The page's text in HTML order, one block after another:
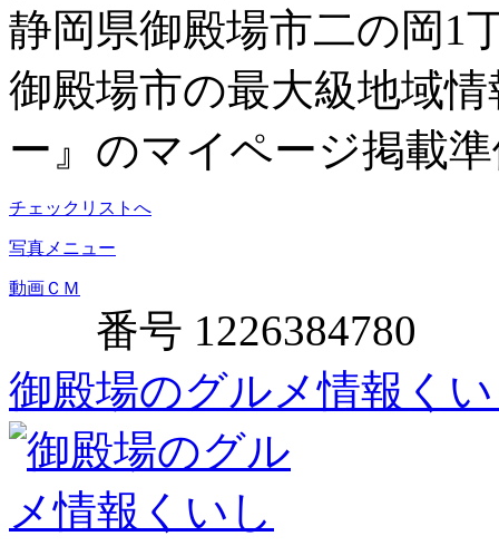
静岡県御殿場市二の岡1
御殿場市の最大級地域
ー』のマイページ掲載
チェックリストへ
写真メニュー
動画ＣＭ
番号 1226384780
御殿場のグルメ情報く